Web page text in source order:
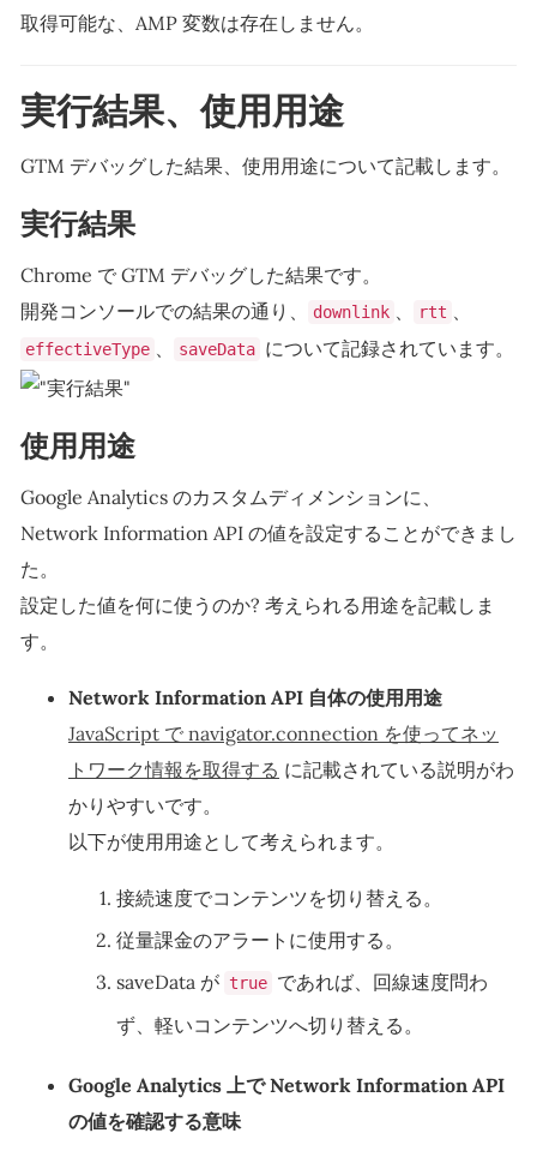
取得可能な、AMP 変数は存在しません。
実行結果、使用用途
GTM デバッグした結果、使用用途について記載します。
実行結果
Chrome で GTM デバッグした結果です。
開発コンソールでの結果の通り、
downlink rtt
effectiveType saveData について記録されています。
使用用途
Google Analytics のカスタムディメンションに、
Network Information API の値を設定することができまし
た。
設定した値を何に使うのか? 考えられる用途を記載しま
す。
Network Information API 自体の使用用途
JavaScript で navigator.connection を使ってネッ
トワーク情報を取得する に記載されている説明がわ
かりやすいです。
以下が使用用途として考えられます。
接続速度でコンテンツを切り替える。
従量課金のアラートに使用する。
saveData が true であれば、回線速度問わ
ず、軽いコンテンツへ切り替える。
Google Analytics 上で Network Information API
の値を確認する意味